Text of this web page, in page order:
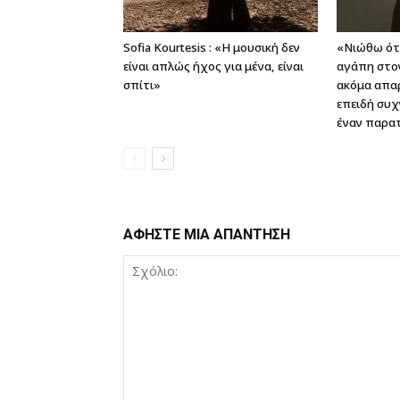
Sofia Kourtesis : «Η μουσική δεν
είναι απλώς ήχος για μένα, είναι
σπίτι»
«Νιώθω
αγάπη
ακόμα
επειδή
έναν
ΑΦΗΣΤΕ ΜΙΑ ΑΠΑΝΤΗΣΗ